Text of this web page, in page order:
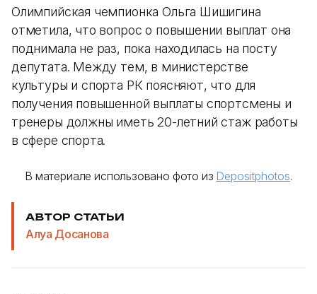
Олимпийская чемпионка Ольга Шишигина
отметила, что вопрос о повышении выплат она
поднимала не раз, пока находилась на посту
депутата. Между тем, в министерстве
культуры и спорта РК поясняют, что для
получения повышенной выплаты спортсмены и
тренеры должны иметь 20-летний стаж работы
в сфере спорта.
В материале использовано фото из Depositphotos.
АВТОР СТАТЬИ
Алуа Досанова